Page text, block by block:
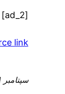
[ad_2]
link
سپتامبر 21, 2017